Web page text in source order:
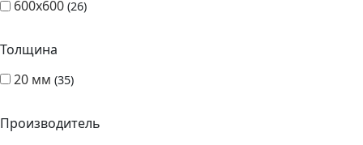
600х600 26
Толщина
20 мм 35
Производитель